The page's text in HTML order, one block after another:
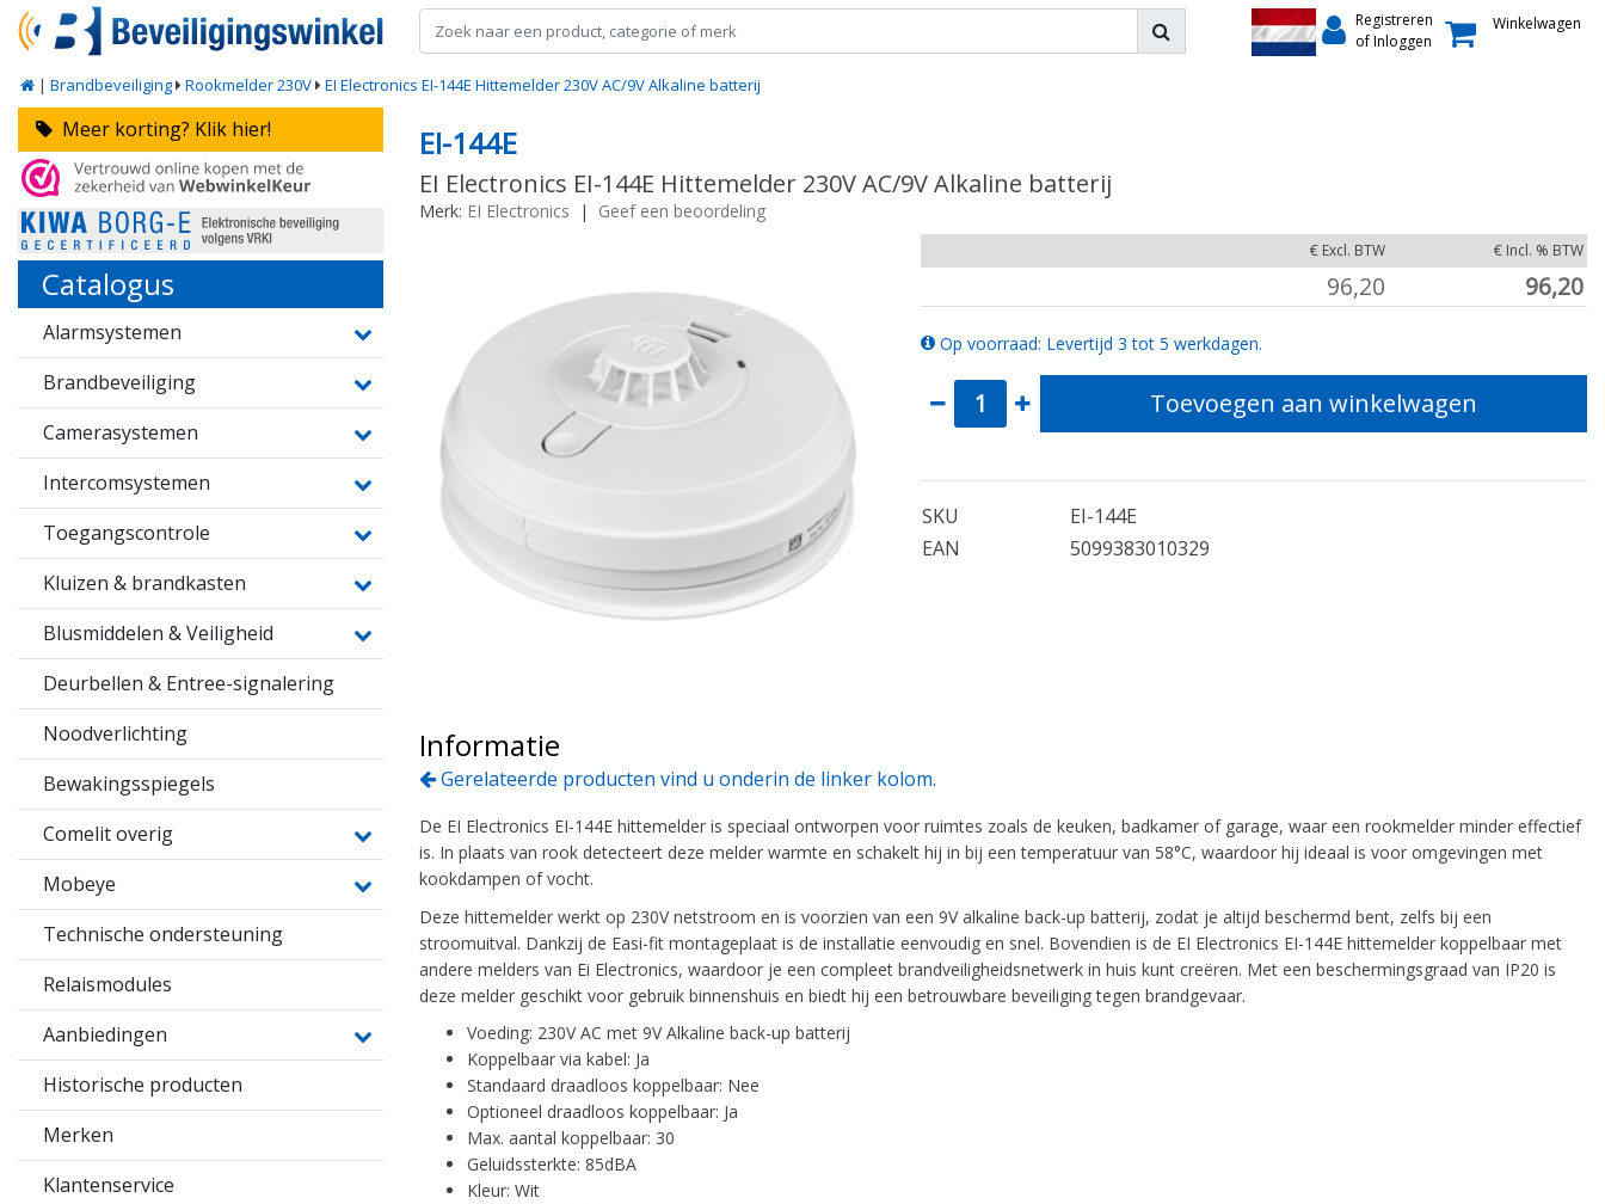
Registreren
of Inloggen
Winkelwagen
| Brandbeveiliging Rookmelder 230V EI Electronics EI-144E Hittemelder 230V AC/9V Alkaline batterij
Meer korting? Klik hier!
Catalogus
Alarmsystemen
Brandbeveiliging
Camerasystemen
Intercomsystemen
Toegangscontrole
Kluizen & brandkasten
Blusmiddelen & Veiligheid
Deurbellen & Entree-signalering
Noodverlichting
Bewakingsspiegels
Comelit overig
Mobeye
Technische ondersteuning
Relaismodules
Aanbiedingen
Historische producten
Merken
Klantenservice
EI-144E
EI Electronics EI-144E Hittemelder 230V AC/9V Alkaline batterij
Merk: EI Electronics | Geef een beoordeling
€ Excl. BTW € Incl. % BTW
96,20 96,20
Op voorraad: Levertijd 3 tot 5 werkdagen.
Toevoegen aan winkelwagen
SKU
EI-144E
EAN
5099383010329
Informatie
Gerelateerde producten vind u onderin de linker kolom.
De EI Electronics EI-144E hittemelder is speciaal ontworpen voor ruimtes zoals de keuken, badkamer of garage, waar een rookmelder minder effectief
is. In plaats van rook detecteert deze melder warmte en schakelt hij in bij een temperatuur van 58°C, waardoor hij ideaal is voor omgevingen met
kookdampen of vocht.
Deze hittemelder werkt op 230V netstroom en is voorzien van een 9V alkaline back-up batterij, zodat je altijd beschermd bent, zelfs bij een
stroomuitval. Dankzij de Easi-fit montageplaat is de installatie eenvoudig en snel. Bovendien is de EI Electronics EI-144E hittemelder koppelbaar met
andere melders van Ei Electronics, waardoor je een compleet brandveiligheidsnetwerk in huis kunt creëren. Met een beschermingsgraad van IP20 is
deze melder geschikt voor gebruik binnenshuis en biedt hij een betrouwbare beveiliging tegen brandgevaar.
Voeding: 230V AC met 9V Alkaline back-up batterij
Koppelbaar via kabel: Ja
Standaard draadloos koppelbaar: Nee
Optioneel draadloos koppelbaar: Ja
Max. aantal koppelbaar: 30
Geluidssterkte: 85dBA
Kleur: Wit